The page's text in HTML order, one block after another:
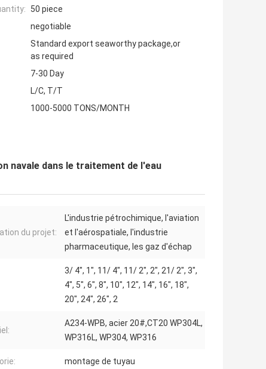
50 piece
negotiable
Standard export seaworthy package,or
as required
7-30 Day
L/C, T/T
1000-5000 TONS/MONTH
navale dans le traitement de l'eau
du projet:
L'industrie pétrochimique, l'aviation
et l'aérospatiale, l'industrie
pharmaceutique, les gaz d'échap
3/ 4", 1", 11/ 4", 11/ 2", 2", 21/ 2", 3",
4", 5", 6", 8", 10", 12", 14", 16", 18",
20", 24", 26", 2
A234-WPB, acier 20#,CT20 WP304L,
WP316L, WP304, WP316
montage de tuyau